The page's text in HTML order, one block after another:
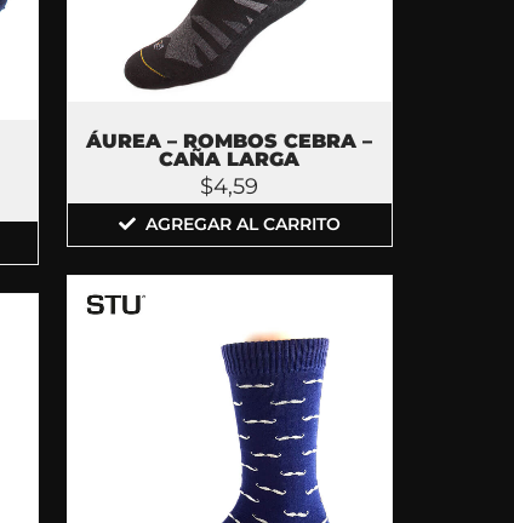
ÁUREA – ROMBOS CEBRA –
CAÑA LARGA
$4,59
AGREGAR AL CARRITO